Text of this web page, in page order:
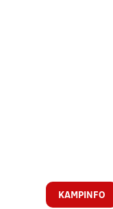
KAMPINFO